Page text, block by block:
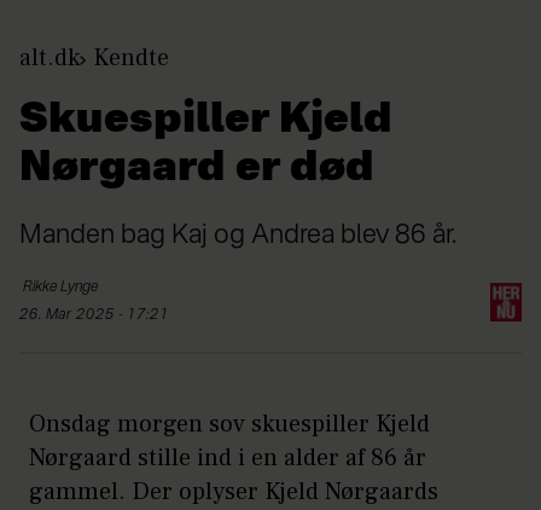
alt.dk Kendte
Skuespiller Kjeld
Nørgaard er død
Manden bag Kaj og Andrea blev 86 år.
Rikke Lynge
26. Mar 2025 - 17:21
Onsdag morgen sov skuespiller Kjeld
Nørgaard stille ind i en alder af 86 år
gammel. Der oplyser Kjeld Nørgaards